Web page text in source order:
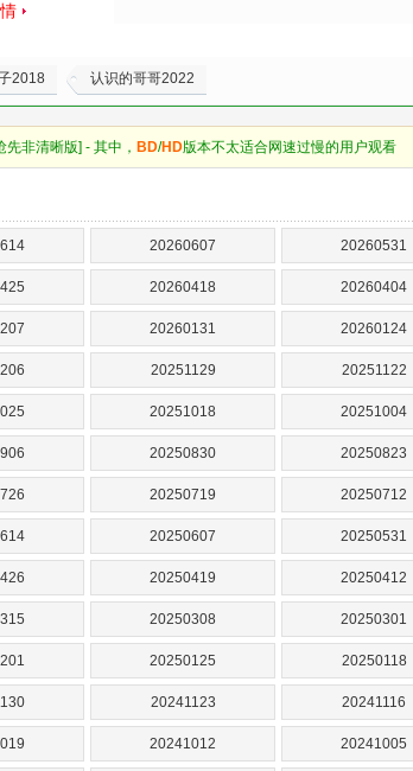
2018 认识的哥哥2022
先非清晰版] - 其中， BD/HD版本不太适合网速过慢的用户观看
20260607 20260531
20260418 20260404
20260131 20260124
20251129 20251122
20251018 20251004
20250830 20250823
20250719 20250712
20250607 20250531
20250419 20250412
20250308 20250301
20250125 20250118
20241123 20241116
20241012 20241005